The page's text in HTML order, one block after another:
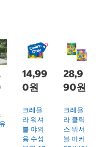
14,99
0원
크레욜
라 워셔
블 야외
용 수성
28,9
90원
크레욜
라 클릭
스 워셔
블 마커